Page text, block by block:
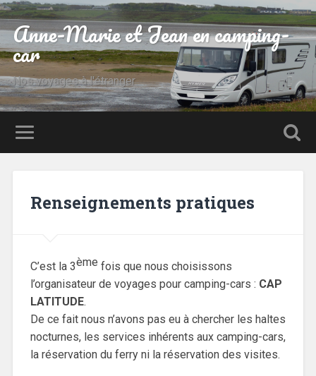
Anne-Marie et Jean en camping-
car
Nos voyages à l'étranger
Renseignements pratiques
C’est la 3ème fois que nous choisissons
l’organisateur de voyages pour camping-cars : CAP
LATITUDE.
De ce fait nous n’avons pas eu à chercher les haltes
nocturnes, les services inhérents aux camping-cars,
la réservation du ferry ni la réservation des visites.